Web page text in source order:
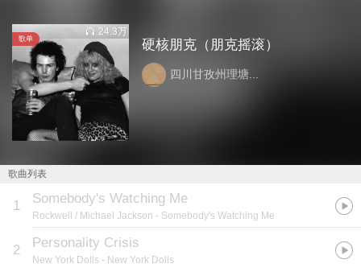
歌单
24.3万
硬核朋克（朋克摇滚）
四川甘孜州理塘...
歌曲列表
1 Somebody's Watching Me
Rockwell / Michael Jackson - Somebody's Watching Me
2 Personality Crisis
New York Dolls - New York Dolls